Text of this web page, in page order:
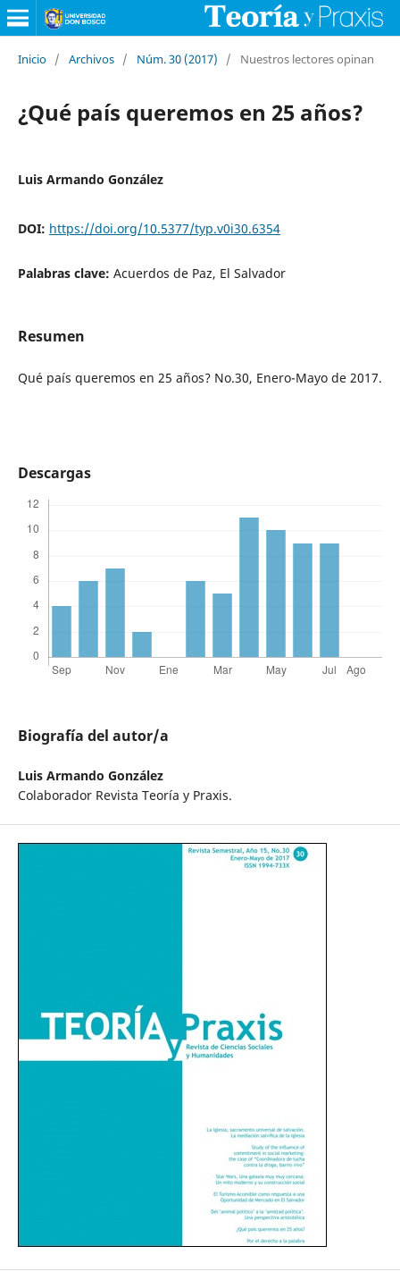
Inicio / Archivos / Núm. 30 (2017) / Nuestros lectores opinan
¿Qué país queremos en 25 años?
Luis Armando González
DOI: https://doi.org/10.5377/typ.v0i30.6354
Palabras clave: Acuerdos de Paz, El Salvador
Resumen
Qué país queremos en 25 años? No.30, Enero-Mayo de 2017.
Descargas
Biografía del autor/a
Luis Armando González
Colaborador Revista Teoría y Praxis.